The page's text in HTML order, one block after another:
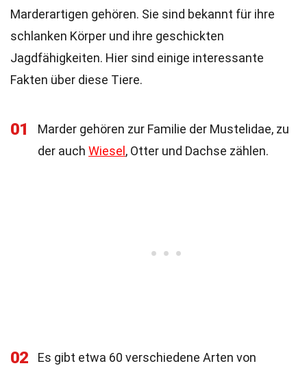
Marderartigen gehören. Sie sind bekannt für ihre
schlanken Körper und ihre geschickten
Jagdfähigkeiten. Hier sind einige interessante
Fakten über diese Tiere.
01
Marder gehören zur Familie der Mustelidae, zu
der auch Wiesel , Otter und Dachse zählen.
02
Es gibt etwa 60 verschiedene Arten von